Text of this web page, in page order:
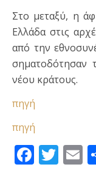
Στο μεταξύ, η
Ελλάδα στις
από την
σηματοδότησαν
νέου κράτους.
πηγή
πηγή